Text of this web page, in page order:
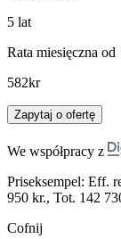
5 lat
Rata miesięczna od
582kr
Zapytaj o ofertę
We współpracy z
Priseksempel: Eff.
950 kr., Tot. 142
Cofnij